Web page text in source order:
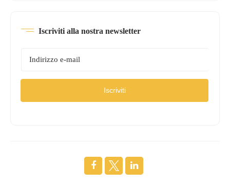
Iscriviti alla nostra newsletter
Iscriviti